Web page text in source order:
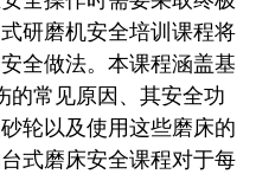
研磨机安全培训课程将
全做法。本课程涵盖基
的常见原因、其安全功
轮以及使用这些磨床的
式磨床安全课程对于每